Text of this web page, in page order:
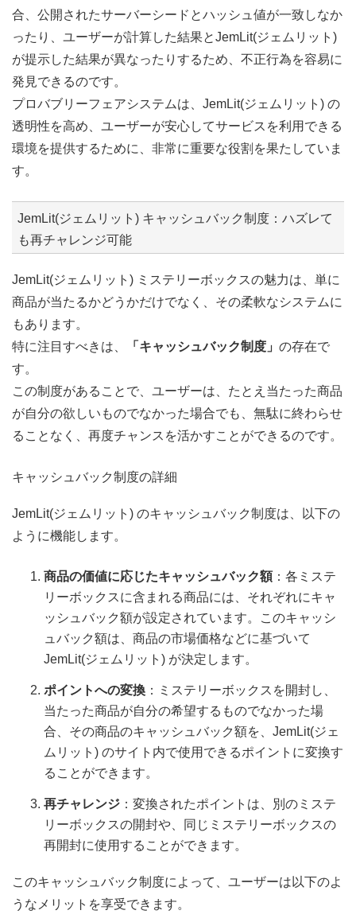
合、公開されたサーバーシードとハッシュ値が一致しなか
ったり、ユーザーが計算した結果とJemLit(ジェムリット)
が提示した結果が異なったりするため、不正行為を容易に
発見できるのです。
プロバブリーフェアシステムは、JemLit(ジェムリット) の
透明性を高め、ユーザーが安心してサービスを利用できる
環境を提供するために、非常に重要な役割を果たしていま
す。
JemLit(ジェムリット) キャッシュバック制度：ハズレて
も再チャレンジ可能
JemLit(ジェムリット) ミステリーボックスの魅力は、単に
商品が当たるかどうかだけでなく、その柔軟なシステムに
もあります。
特に注目すべきは、
「キャッシュバック制度」 の存在で
す。
この制度があることで、ユーザーは、たとえ当たった商品
が自分の欲しいものでなかった場合でも、無駄に終わらせ
ることなく、再度チャンスを活かすことができるのです。
キャッシュバック制度の詳細
JemLit(ジェムリット) のキャッシュバック制度は、以下の
ように機能します。
商品の価値に応じたキャッシュバック額：各ミステ
リーボックスに含まれる商品には、それぞれにキャ
ッシュバック額が設定されています。このキャッシ
ュバック額は、商品の市場価格などに基づいて
JemLit(ジェムリット) が決定します。
ポイントへの変換 ：ミステリーボックスを開封し、
当たった商品が自分の希望するものでなかった場
合、その商品のキャッシュバック額を、JemLit(ジェ
ムリット) のサイト内で使用できるポイントに変換す
ることができます。
再チャレンジ ：変換されたポイントは、別のミステ
リーボックスの開封や、同じミステリーボックスの
再開封に使用することができます。
このキャッシュバック制度によって、ユーザーは以下のよ
うなメリットを享受できます。